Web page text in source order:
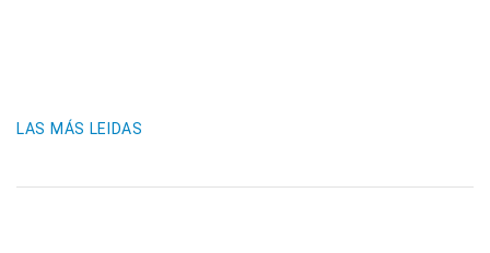
LAS MÁS LEIDAS